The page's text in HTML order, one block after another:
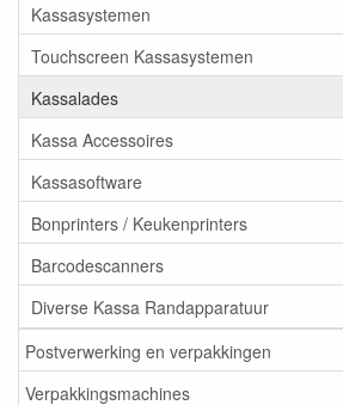
Kassasystemen
Touchscreen Kassasystemen
Kassalades
Kassa Accessoires
Kassasoftware
Bonprinters / Keukenprinters
Barcodescanners
Diverse Kassa Randapparatuur
Postverwerking en verpakkingen
Verpakkingsmachines